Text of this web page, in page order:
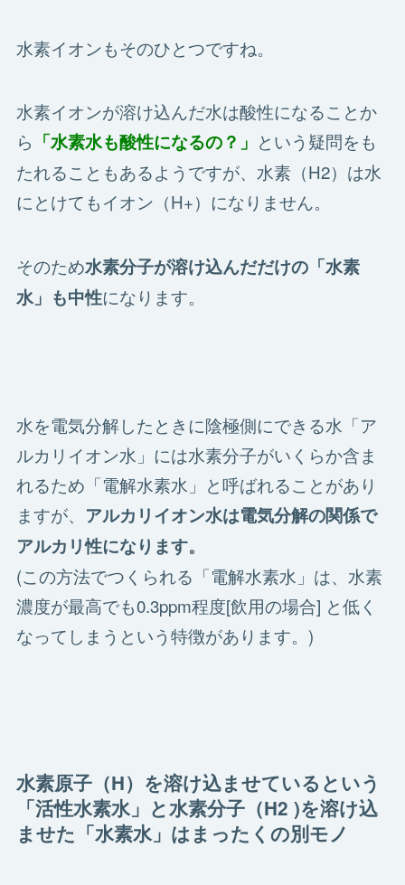
水素イオンもそのひとつですね。
水素イオンが溶け込んだ水は酸性になることか
ら 「水素水も酸性になるの？」 という疑問をも
たれることもあるようですが、水素（H2）は水
にとけてもイオン（H+）になりません。
そのため水素分子が溶け込んだだけの「水素
水」も中性になります。
水を電気分解したときに陰極側にできる水「ア
ルカリイオン水」には水素分子がいくらか含ま
れるため「電解水素水」と呼ばれることがあり
ますが、 アルカリイオン水は電気分解の関係で
アルカリ性になります。
(この方法でつくられる「電解水素水」は、水素
濃度が最高でも0.3ppm程度[飲用の場合] と低く
なってしまうという特徴があります。)
水素原子（H）を溶け込ませているという
「活性水素水」と水素分子（H2 )を溶け込
ませた「水素水」はまったくの別モノ